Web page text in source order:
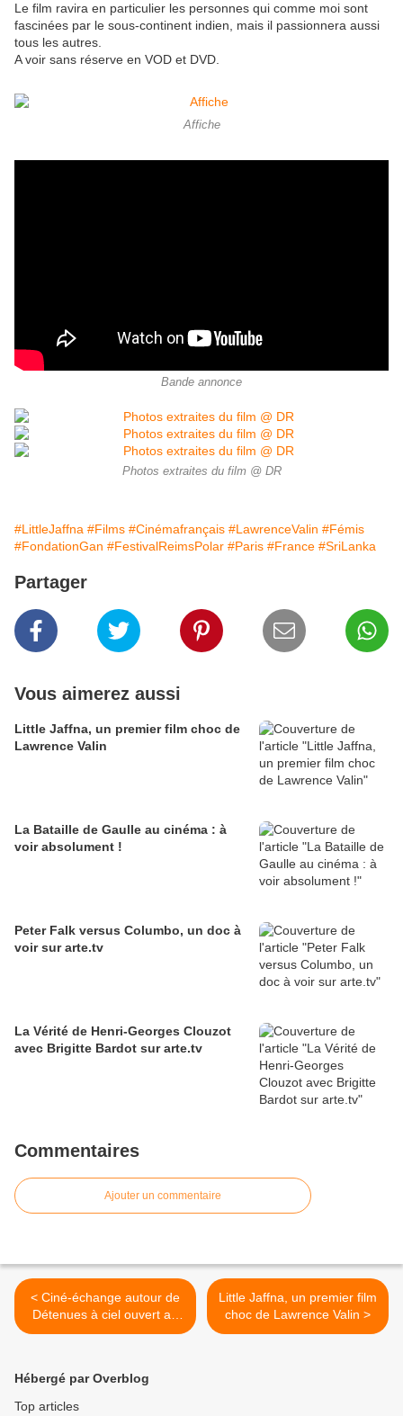
Le film ravira en particulier les personnes qui comme moi sont
fascinées par le sous-continent indien, mais il passionnera aussi
tous les autres.
A voir sans réserve en VOD et DVD.
Affiche
Bande annonce
Photos extraites du film @ DR
#LittleJaffna #Films #Cinémafrançais #LawrenceValin #Fémis
#FondationGan #FestivalReimsPolar #Paris #France #SriLanka
Partager
Vous aimerez aussi
Little Jaffna, un premier film choc de
Lawrence Valin
La Bataille de Gaulle au cinéma : à
voir absolument !
Peter Falk versus Columbo, un doc à
voir sur arte.tv
La Vérité de Henri-Georges Clouzot
avec Brigitte Bardot sur arte.tv
Commentaires
Ajouter un commentaire
< Ciné-échange autour de
Détenues à ciel ouvert au
Citéa de Toul mardi 25
Little Jaffna, un premier film
choc de Lawrence Valin >
Hébergé par Overblog
Top articles